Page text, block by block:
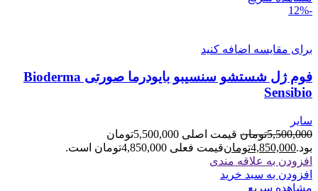
-12%
برای مقایسه اضافه کنید
فوم ژل شستشو سنسیبو بایودرما صورتی Bioderma
Sensibio
سایر
5,500,000تومان
قیمت اصلی 5,500,000تومان
بود.4,850,000تومانقیمت فعلی 4,850,000تومان است.
افزودن به علاقه مندی
افزودن به سبد خرید
مشاهده سریع